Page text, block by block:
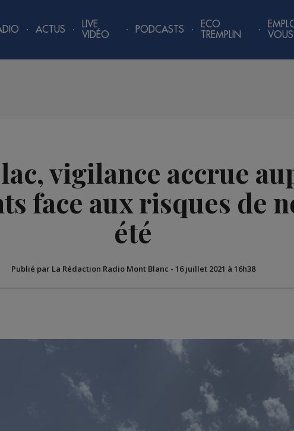
ACTUS
LIVE
VIDÉO
PODCASTS
ECO
TREMPLIN
VOUS
vigilance accrue
face aux risques de
été
Publié par La Rédaction Radio Mont Blanc - 16 juillet 2021 à 16h38